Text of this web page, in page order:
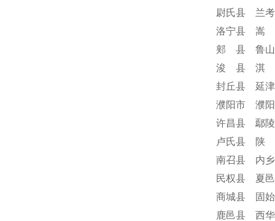
尉氏县 兰
洛宁县 嵩
郏 县 鲁
浚 县 淇
封丘县 延
濮阳市 濮
许昌县 鄢
卢氏县 陕
南召县 内
民权县 夏
商城县 固
鹿邑县 西